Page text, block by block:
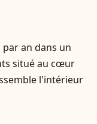
par an dans un
situé au cœur
l'intérieur